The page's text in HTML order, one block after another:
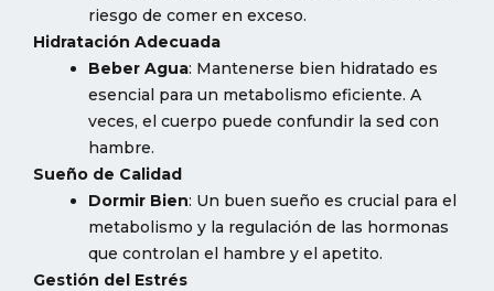
riesgo de comer en exceso.
Hidratación Adecuada
Beber Agua: Mantenerse bien hidratado es
esencial para un metabolismo eficiente. A
veces, el cuerpo puede confundir la sed con
hambre.
Sueño de Calidad
Dormir Bien: Un buen sueño es crucial para el
metabolismo y la regulación de las hormonas
que controlan el hambre y el apetito.
Gestión del Estrés